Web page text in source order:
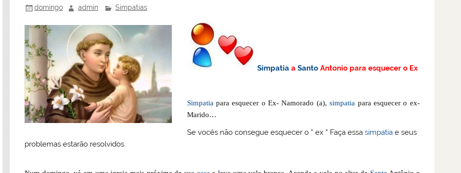
k
l
domingo admin Simpatias
Simpatiaa SantoAntonio para esquecer o Ex
Simpatia para esquecer o Ex- Namorado (a),simpatia para esquecer o ex-
Marido…
Se vocês não consegue esquecer o ” ex ” Faça essa simpatiae seus
problemas estarão resolvidos.